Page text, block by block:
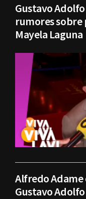
Gustavo
rumores
Mayela Laguna
Alfredo
Gustavo